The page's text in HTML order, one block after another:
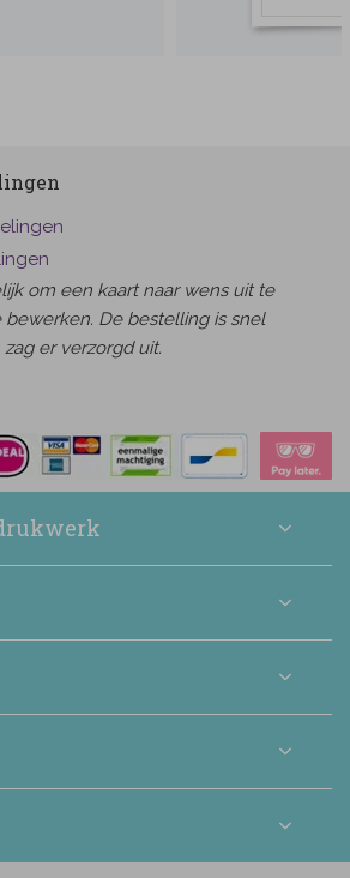
om een kaart naar wens uit te
De bestelling is snel
er verzorgd uit.